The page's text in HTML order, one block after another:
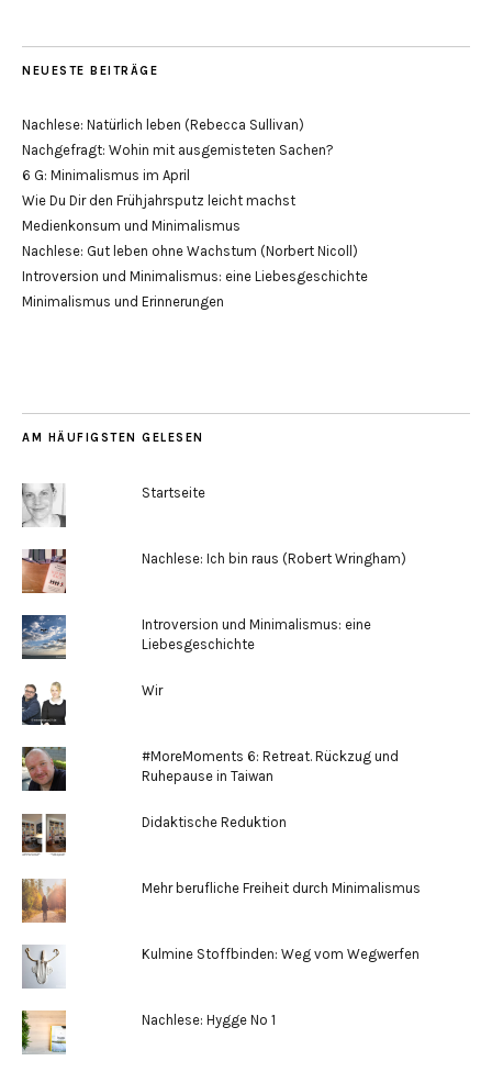
NEUESTE BEITRÄGE
Nachlese: Natürlich leben (Rebecca Sullivan)
Nachgefragt: Wohin mit ausgemisteten Sachen?
6 G: Minimalismus im April
Wie Du Dir den Frühjahrsputz leicht machst
Medienkonsum und Minimalismus
Nachlese: Gut leben ohne Wachstum (Norbert Nicoll)
Introversion und Minimalismus: eine Liebesgeschichte
Minimalismus und Erinnerungen
AM HÄUFIGSTEN GELESEN
Startseite
Nachlese: Ich bin raus (Robert Wringham)
Introversion und Minimalismus: eine
Liebesgeschichte
Wir
#MoreMoments 6: Retreat. Rückzug und
Ruhepause in Taiwan
Didaktische Reduktion
Mehr berufliche Freiheit durch Minimalismus
Kulmine Stoffbinden: Weg vom Wegwerfen
Nachlese: Hygge No 1